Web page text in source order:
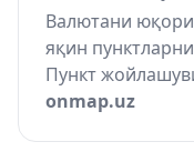
Валютани
яқин
Пункт
onmap.uz